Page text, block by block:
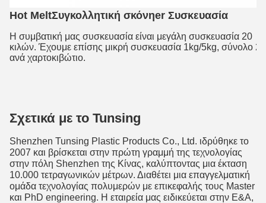
Hot MeltΣυγκολλητική σκόνηer Συσκευασία
Η συμβατική μας συσκευασία είναι μεγάλη συσκευασία 20
κιλών. Έχουμε επίσης μικρή συσκευασία 1kg/5kg, σύνολο
ανά χαρτοκιβώτιο.
Σχετικά με το Tunsing
Shenzhen Tunsing Plastic Products Co., Ltd. ιδρύθηκε το
2007 και βρίσκεται στην πρώτη γραμμή της τεχνολογίας
στην πόλη Shenzhen της Κίνας, καλύπτοντας μια έκταση
10.000 τετραγωνικών μέτρων. Διαθέτει μια επαγγελματική
ομάδα τεχνολογίας πολυμερών με επικεφαλής τους Master
και PhD engineering. Η εταιρεία μας ειδικεύεται στην Ε&Α,